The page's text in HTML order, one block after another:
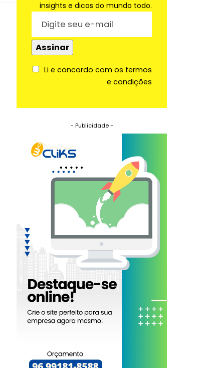
insights e dicas do mundo todo.
Li e concordo com os termos
e condições
- Publicidade -